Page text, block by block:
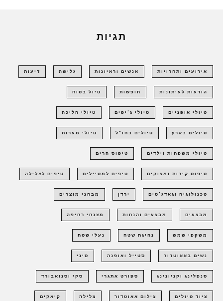
תגיות
אירועים ותחרויות אנשים וראיונות גלישה דיעות
הודעות לעיתונות חופשות טיול בטוח
טיולי אופניים טיולי ג'יפים טיולי הליכה
טיולים בארץ טיולים בחו"ל טיולי מערות
טיולי משפחות וילדים טיפוס הרים
טיפוס קירות ומצוקים טיפים למטיילים טיפים לצלילה
טכנולוגיה וגאדג'טים ירדן מבחני מוצרים
מבצעים מבצעים והנחות מצנחי רחיפה
משקפי שמש נהיגת שטח נעלי שטח
נשים באאוטדור סטייל ואופנה סיני
סנפלינג וקניונינג ספורט אתגרי סקי וסנואבורד
ציוד טיולים צילום אאוטדור צלילה קיאקים